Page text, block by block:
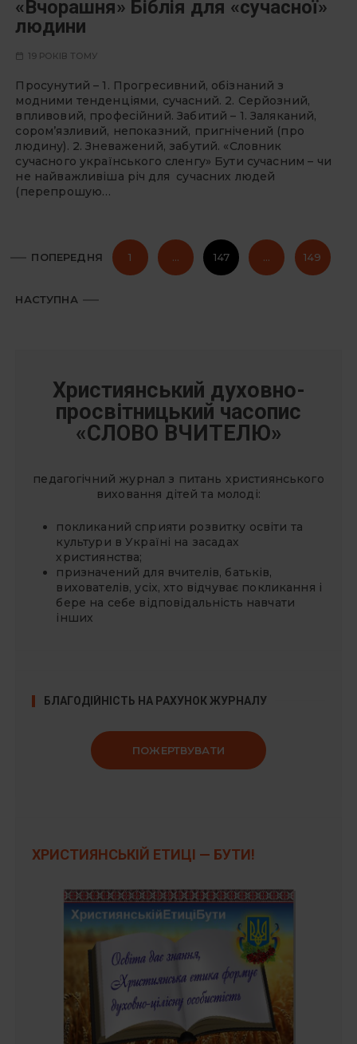
«Вчорашня» Біблія для «сучасної»
людини
19 РОКІВ ТОМУ
Просунутий – 1. Прогресивний, обізнаний з
модними тенденціями, сучасний. 2. Серйозний,
впливовий, професійний. Забитий – 1. Заляканий,
сором’язливий, непоказний, пригнічений (про
людину). 2. Зневажений, забутий. «Словник
сучасного українського сленгу» Бути сучасним – чи
не найважливіша річ для сучасних людей
(перепрошую…
а
і
ПОПЕРЕДНЯ 1 … 147 … 149
НАСТУПНА
Християнський духовно-
просвітницький часопис
«СЛОВО ВЧИТЕЛЮ»
педагогічний журнал з питань християнського
виховання дітей та молоді:
покликаний сприяти розвитку освіти та
культури в Україні на засадах
християнства;
призначений для вчителів, батьків,
вихователів, усіх, хто відчуває покликання і
бере на себе відповідальність навчати
інших
БЛАГОДІЙНІСТЬ НА РАХУНОК ЖУРНАЛУ
ПОЖЕРТВУВАТИ
ХРИСТИЯНСЬКІЙ ЕТИЦІ — БУТИ!